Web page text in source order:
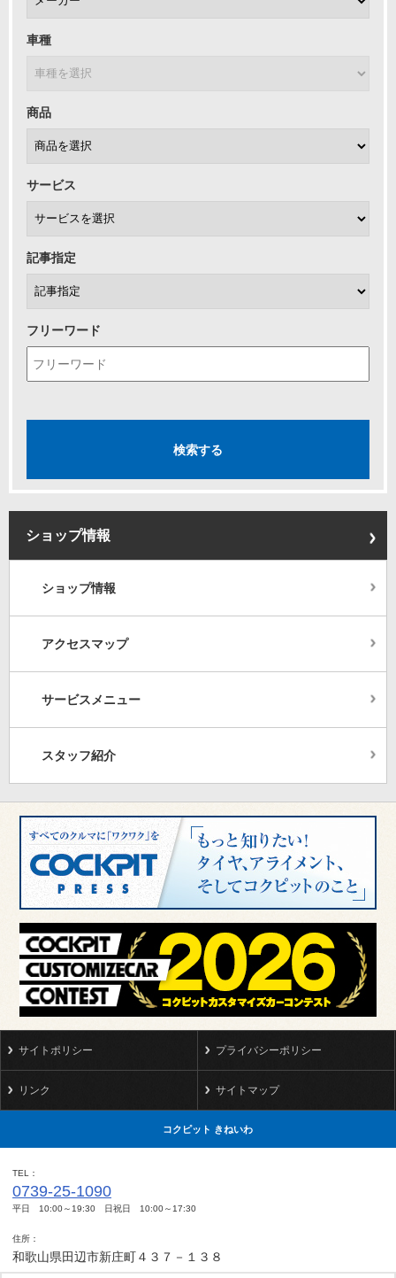
車種
商品
サービス
記事指定
フリーワード
ショップ情報
ショップ情報
アクセスマップ
サービスメニュー
スタッフ紹介
サイトポリシー プライバシーポリシー
リンク サイトマップ
コクピット きねいわ
TEL
0739-25-1090
平日 10:00～19:30 日祝日 10:00～17:30
住所
和歌山県田辺市新庄町４３７－１３８